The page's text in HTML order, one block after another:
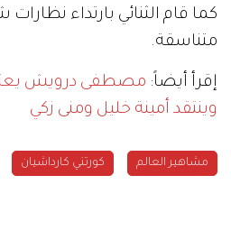
كما قام الثنائي بارتداء
متناسقة.
إقرأ أيضاً: مصطفى درويش
وينتقد أمينة خليل ومنى زكي
مشاهير العالم كورتني كارداشيان